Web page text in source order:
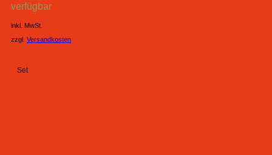
verfügbar
inkl. MwSt.
zzgl. Versandkosten
Set